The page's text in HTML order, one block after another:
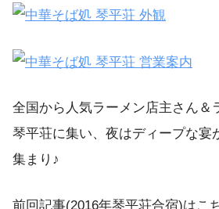
全国から人気ラーメン店主さん＆
琴平荘に集い、夜はディープな宴
集まり♪
前回記事(2016年琴平荘合宿)はこ